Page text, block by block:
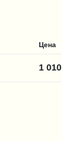
Цена
1 010